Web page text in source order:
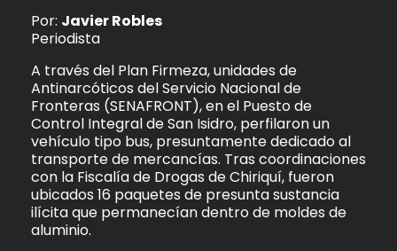
Por: Javier Robles
Periodista
A través del Plan Firmeza, unidades de
Antinarcóticos del Servicio Nacional de
Fronteras (SENAFRONT), en el Puesto de
Control Integral de San Isidro, perfilaron un
vehículo tipo bus, presuntamente dedicado al
transporte de mercancías. Tras coordinaciones
con la Fiscalía de Drogas de Chiriquí, fueron
ubicados 16 paquetes de presunta sustancia
ilícita que permanecían dentro de moldes de
aluminio.